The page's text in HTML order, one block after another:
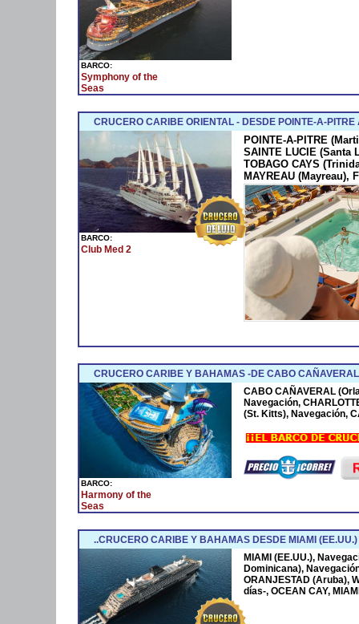
BARCO:
Symphony of the
Seas
CRUCERO CARIBE ORIENTAL - DESDE POINTE-A-PITRE
BARCO:
Club Med 2
POINTE-A-PITRE
SAINTE LUCIE (Santa
TOBAGO CAYS
MAYREAU (Mayreau),
CRUCERO CARIBE Y BAHAMAS -DE CABO
BARCO:
Harmony of the
Seas
CABO CAÑAVERAL
Navegación,
(St. Kitts), Navegación,
..CRUCERO CARIBE Y BAHAMAS DESDE MIAMI (EE.UU.)
MIAMI (EE.UU.),
Dominicana),
ORANJESTAD (Aruba),
días-, OCEAN CAY,